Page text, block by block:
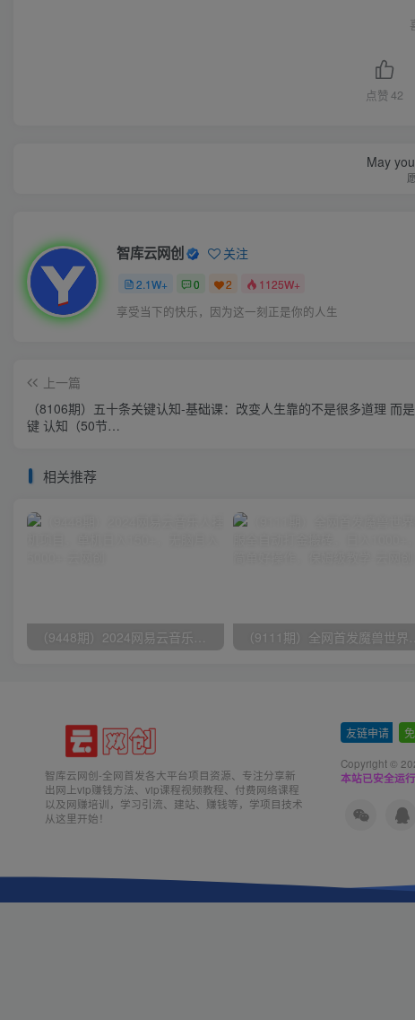
点赞42
May
智库云网创 关注
2.1W+ 0 2 1125W+
享受当下的快乐，因为这一刻正是你的人生
上一篇
（8106期）五十条关键认知-基础课：改变人生靠的不是很多道理 而
键 认知（50节…
相关推荐
（9448期）2024网易云音乐人挂机项目，单机日入150+，无脑月入5000+ （9111期）全网首发魔兽
智库云网创-全网首发各大平台项目资源、专注分享新
出网上vip赚钱方法、vip课程视频教程、付费网络课程
以及网赚培训，学习引流、建站、赚钱等，学项目技术
从这里开始！
友链申请
Copyright ©
本站已安全运